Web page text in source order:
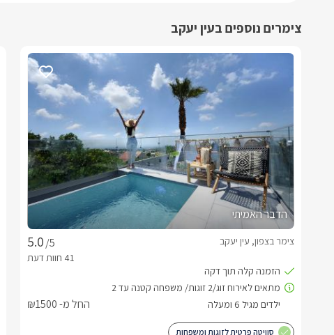
צימרים נוספים בעין יעקב
הדבר האמיתי
/5
צימר בצפון, עין יעקב
החל מ- ₪1500
סוויטה פרטית לזוגות ומשפחות